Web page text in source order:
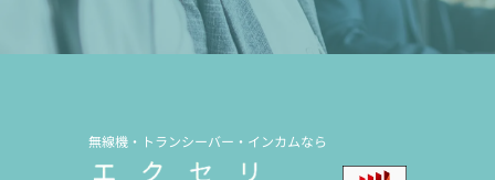
無線機・トランシーバー・インカムなら